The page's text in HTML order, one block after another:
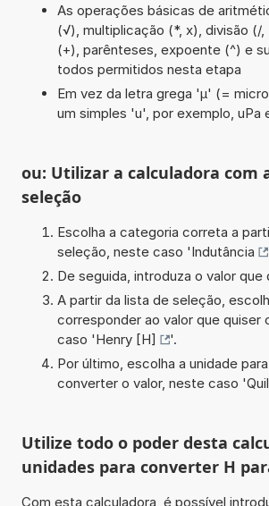
As operações básicas de
(√), multiplicação (*, x), divisão (/
(+), parênteses, expoente (^) e
todos permitidos nesta etapa
Em vez da letra grega 'µ' (=
um simples 'u', por exemplo, uPa
ou: Utilizar a calculadora com
seleção
Escolha a categoria correta a
seleção, neste caso 'Indutância
De seguida, introduza o valor que
A partir da lista de seleção,
corresponder ao valor que quiser
caso 'Henry [H]
'.
Por último, escolha a unidade
converter o valor, neste caso '
Utilize todo o poder desta
unidades para converter H
Com esta calculadora, é possível